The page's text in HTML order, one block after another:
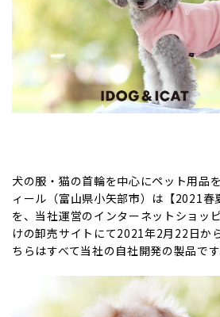
犬の服・猫の首輪を中心にペット用品
ィール（富山県小矢部市）は【2021春
を、当社運営のインターネットショッ
けの卸売サイトにて2021年2月22日か
ちらはすべて当社の自社開発の製品です